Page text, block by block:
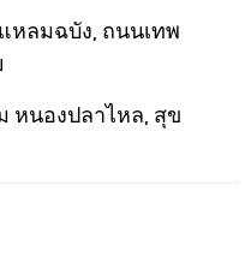
หลมฉบัง, ถนนเทพ
หนองปลาไหล, สุข